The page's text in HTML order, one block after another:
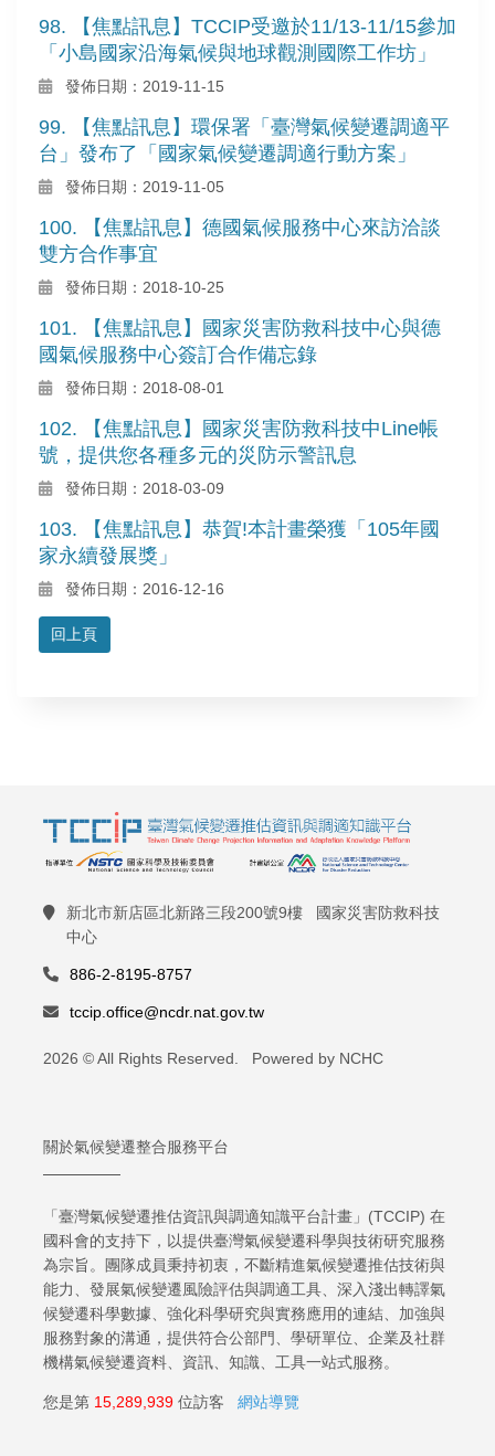
98. 【焦點訊息】TCCIP受邀於11/13-11/15參加
「小島國家沿海氣候與地球觀測國際工作坊」
發佈日期：2019-11-15
99. 【焦點訊息】環保署「臺灣氣候變遷調適平
台」發布了「國家氣候變遷調適行動方案」
發佈日期：2019-11-05
100. 【焦點訊息】德國氣候服務中心來訪洽談
雙方合作事宜
發佈日期：2018-10-25
101. 【焦點訊息】國家災害防救科技中心與德
國氣候服務中心簽訂合作備忘錄
發佈日期：2018-08-01
102. 【焦點訊息】國家災害防救科技中Line帳
號，提供您各種多元的災防示警訊息
發佈日期：2018-03-09
103. 【焦點訊息】恭賀!本計畫榮獲「105年國
家永續發展獎」
發佈日期：2016-12-16
回上頁
新北市新店區北新路三段200號9樓 國家災害防救科技
中心
886-2-8195-8757
tccip.office@ncdr.nat.gov.tw
2026 © All Rights Reserved. Powered by NCHC
關於氣候變遷整合服務平台
「臺灣氣候變遷推估資訊與調適知識平台計畫」(TCCIP) 在
國科會的支持下，以提供臺灣氣候變遷科學與技術研究服務
為宗旨。團隊成員秉持初衷，不斷精進氣候變遷推估技術與
能力、發展氣候變遷風險評估與調適工具、深入淺出轉譯氣
候變遷科學數據、強化科學研究與實務應用的連結、加強與
服務對象的溝通，提供符合公部門、學研單位、企業及社群
機構氣候變遷資料、資訊、知識、工具一站式服務。
您是第 15,289,939 位訪客 網站導覽